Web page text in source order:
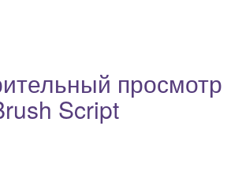
просмотр
Script